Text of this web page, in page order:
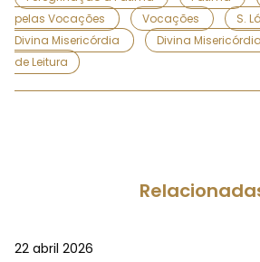
pelas Vocações
Vocações S.
Divina Misericórdia
Divina Misericórdia
de Leitura
22 abril 2026